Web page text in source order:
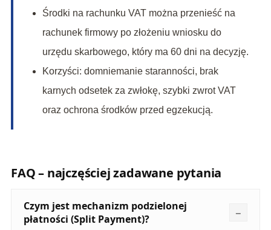
Środki na rachunku VAT można przenieść na
rachunek firmowy po złożeniu wniosku do
urzędu skarbowego, który ma 60 dni na decyzję.
Korzyści: domniemanie staranności, brak
karnych odsetek za zwłokę, szybki zwrot VAT
oraz ochrona środków przed egzekucją.
FAQ – najczęściej zadawane pytania
Czym jest mechanizm podzielonej
płatności (Split Payment)?